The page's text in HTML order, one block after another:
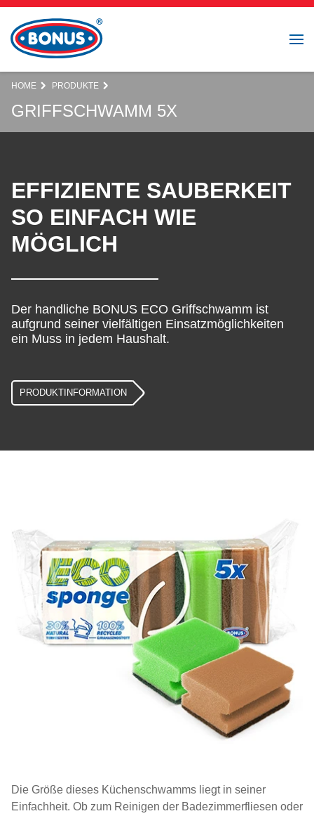
HOME PRODUKTE
GRIFFSCHWAMM 5X
EFFIZIENTE SAUBERKEIT
SO EINFACH WIE
MÖGLICH
Der handliche BONUS ECO Griffschwamm ist
aufgrund seiner vielfältigen Einsatzmöglichkeiten
ein Muss in jedem Haushalt.
PRODUKTINFORMATION
Die Größe dieses Küchenschwamms liegt in seiner
Einfachheit. Ob zum Reinigen der Badezimmerfliesen oder